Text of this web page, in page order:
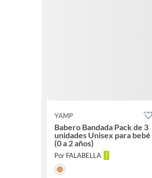
YAMP
Babero Bandada Pack de 3
unidades Unisex para bebé
(0 a 2 años)
Por FALABELLA